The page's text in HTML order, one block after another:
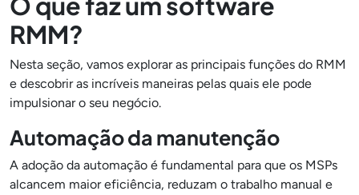
RMM?
Nesta seção, vamos explorar as principais funções do RMM
e descobrir as incríveis maneiras pelas quais ele pode
impulsionar o seu negócio.
Automação da manutenção
A adoção da automação é fundamental para que os MSPs
alcancem maior eficiência, reduzam o trabalho manual e